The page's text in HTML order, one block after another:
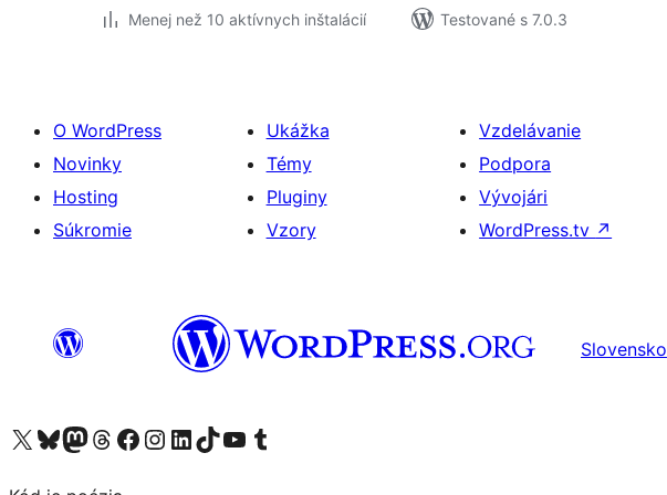
Menej než 10 aktívnych inštalácií
Testované s 7.0.3
O WordPress
Novinky
Hosting
Súkromie
Ukážka
Témy
Pluginy
Vzory
Vzdelávanie
Podpora
Vývojári
WordPress.tv ↗
Slovensko
Navštívte náš účet na X (predtým Twitter)
Navštívte náš účet na platforme Bluesky
Navštívte náš účet na Mastodone
Navštívte náš účet na platforme Threads
Navštívte našu stránku na Facebooku
Navštívte náš účet Instagram
Navštívte náš účet LinkedIn
Navštívte náš účet na platforme TikTok
Navštívte náš kanál YouTube
Navštívte náš účet na platforme Tumblr